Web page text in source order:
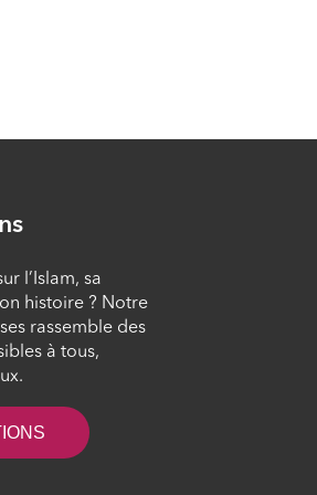
l’Islam, sa
histoire ? Notre
rassemble des
à tous,